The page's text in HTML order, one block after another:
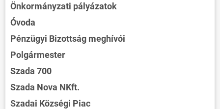
Önkormányzati pályázatok
Óvoda
Pénzügyi Bizottság meghívói
Polgármester
Szada 700
Szada Nova NKft.
Szadai Községi Piac